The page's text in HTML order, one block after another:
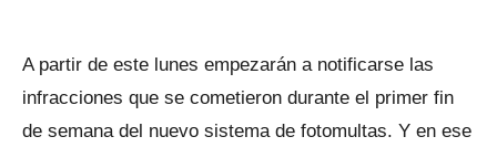
A partir de este lunes empezarán a notificarse las
infracciones que se cometieron durante el primer fin
de semana del nuevo sistema de fotomultas. Y en ese